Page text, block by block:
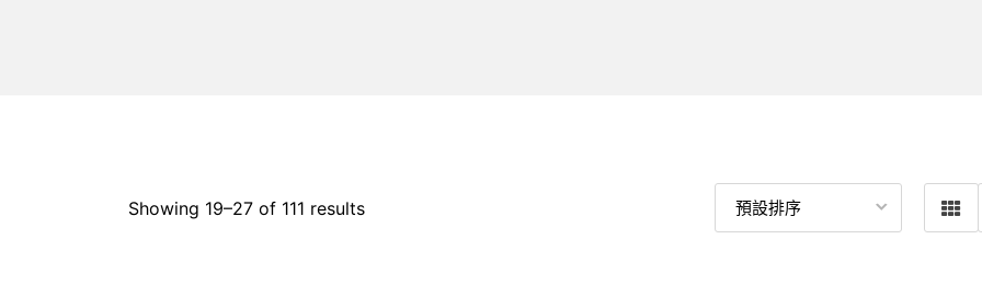
Showing 19–27 of 111 results